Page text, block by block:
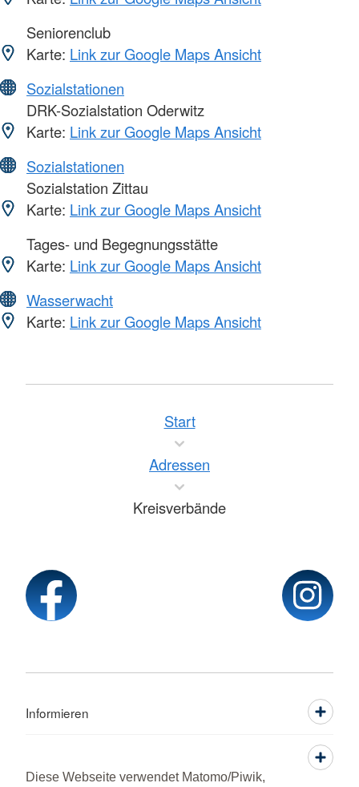
Diese Webseite verwendet Matomo/Piwik,
Seniorenclub
Karte: Link zur Google Maps Ansicht
Sozialstationen
DRK-Sozialstation Oderwitz
Karte: Link zur Google Maps Ansicht
Sozialstationen
Sozialstation Zittau
Karte: Link zur Google Maps Ansicht
Tages- und Begegnungsstätte
Karte: Link zur Google Maps Ansicht
Wasserwacht
Karte: Link zur Google Maps Ansicht
Start
Adressen
Kreisverbände
Informieren